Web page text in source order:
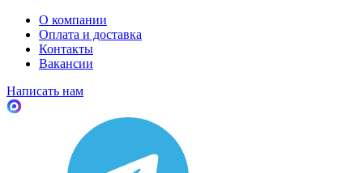
О компании
Оплата и доставка
Контакты
Вакансии
Написать нам